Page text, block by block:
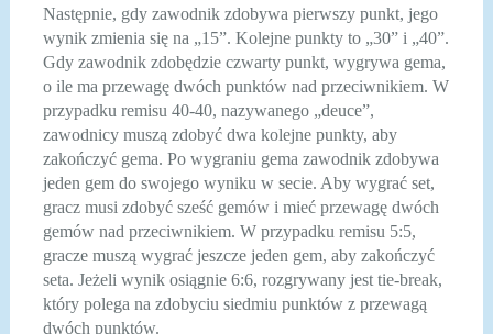
Następnie, gdy zawodnik zdobywa pierwszy punkt, jego
wynik zmienia się na „15”. Kolejne punkty to „30” i „40”.
Gdy zawodnik zdobędzie czwarty punkt, wygrywa gema,
o ile ma przewagę dwóch punktów nad przeciwnikiem. W
przypadku remisu 40-40, nazywanego „deuce”,
zawodnicy muszą zdobyć dwa kolejne punkty, aby
zakończyć gema. Po wygraniu gema zawodnik zdobywa
jeden gem do swojego wyniku w secie. Aby wygrać set,
gracz musi zdobyć sześć gemów i mieć przewagę dwóch
gemów nad przeciwnikiem. W przypadku remisu 5:5,
gracze muszą wygrać jeszcze jeden gem, aby zakończyć
seta. Jeżeli wynik osiągnie 6:6, rozgrywany jest tie-break,
który polega na zdobyciu siedmiu punktów z przewagą
dwóch punktów.